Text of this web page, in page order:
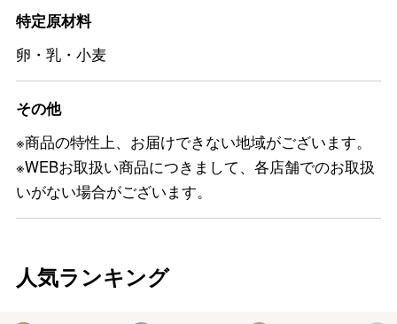
特定原材料
卵・乳・小麦
その他
※商品の特性上、お届けできない地域がございます。
※WEBお取扱い商品につきまして、各店舗でのお取扱
いがない場合がございます。
人気ランキング